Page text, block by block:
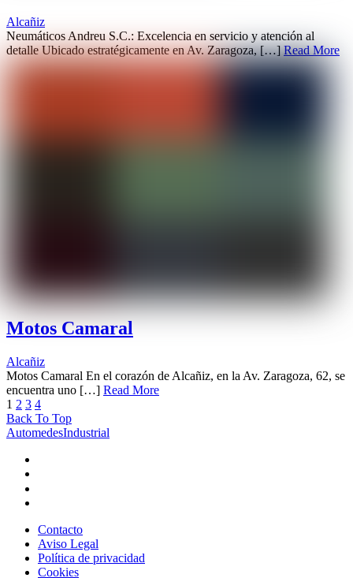
Alcañiz
Neumáticos Andreu S.C.: Excelencia en servicio y atención al
detalle Ubicado estratégicamente en Av. Zaragoza, […]Read More
Motos Camaral
Alcañiz
Motos Camaral En el corazón de Alcañiz, en la Av. Zaragoza, 62, se
encuentra uno […] Read More
1 2 3 4
Back To Top
AutomedesIndustrial
Contacto
Aviso Legal
Política de privacidad
Cookies